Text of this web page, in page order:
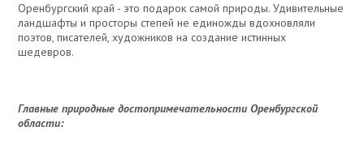
Оренбургский край - это подарок самой природы. Удивительные
ландшафты и просторы степей не единожды вдохновляли
поэтов, писателей, художников на создание истинных
шедевров.
Главные природные достопримечательности Оренбургской
области: